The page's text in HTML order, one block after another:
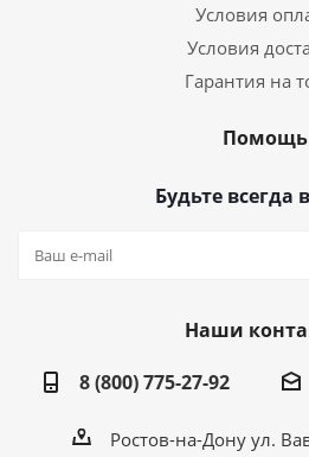
Условия
Условия
Гарантия на
Помощь
Будьте всегда
Наши
8 (800) 775-27-92
Ростов-на-Дону ул.